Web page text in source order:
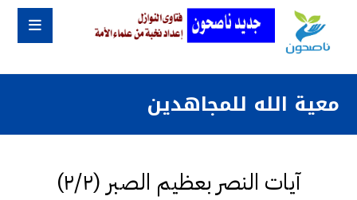
معية الله للمجاهدين
آيات النصر بعظيم الصبر (٢/٢)